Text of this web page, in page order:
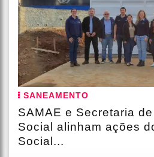
SANEAMENTO
SAMAE e Secretaria
Social alinham ações
Social...